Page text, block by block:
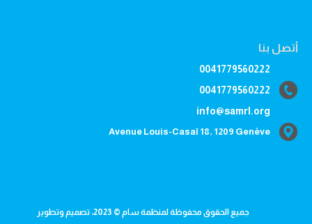
أتصل بنا
0041779560222
0041779560222
info@samrl.org
Avenue Louis-Casaï 18, 1209 Genève
جميع الحقوق محفوظة لمنظمة سام © 2023، تصميم وتطوير